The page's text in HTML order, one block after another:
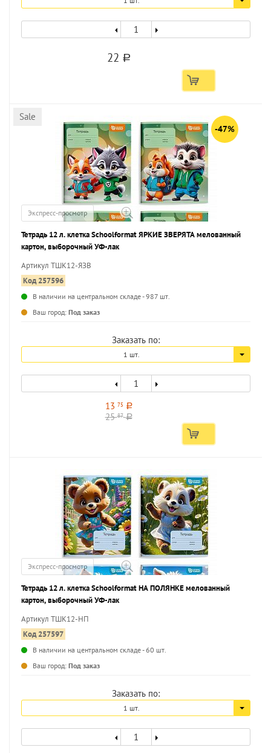
22 a
Sale
-47%
Экспресс-просмотр
Тетрадь 12 л. клетка Schoolformat ЯРКИЕ ЗВЕРЯТА мелованный
картон, выборочный УФ-лак
Артикул ТШК12-ЯЗВ
Код 257596
В наличии на центральном складе - 987 шт.
Ваш город: Под заказ
Заказать по:
1 шт.
13 75 a
2587 a
Экспресс-просмотр
Тетрадь 12 л. клетка Schoolformat НА ПОЛЯНКЕ мелованный
картон, выборочный УФ-лак
Артикул ТШК12-НП
Код 257597
В наличии на центральном складе - 60 шт.
Ваш город: Под заказ
Заказать по:
1 шт.